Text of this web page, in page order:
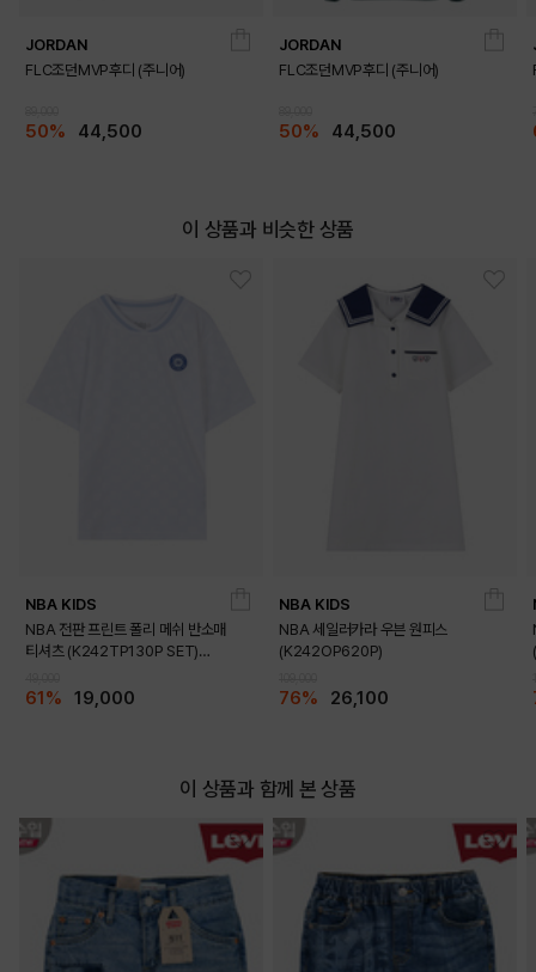
DETAILS
JORDAN
FLC조던MVP후디 (주니어)
50% 44,500
JORDAN
FLC조던MVP후디 (주니어)
50% 44,500
이 상품과 비슷한 상품
NBA KIDS
NBA 전판 프린트 폴리 메쉬 반소매
티셔츠 (K242TP130P SET)
61% 19,000
NBA KIDS
NBA 세일러카라 우븐 원피스
(K242OP620P)
76% 26,100
이 상품과 함께 본 상품